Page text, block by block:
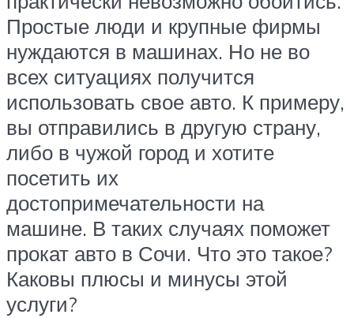
Простые люди и крупные фирмы
нуждаются в машинах. Но не во
всех ситуациях получится
использовать свое авто. К примеру,
вы отправились в другую страну,
либо в чужой город и хотите
посетить их
достопримечательности на
машине. В таких случаях поможет
прокат авто в Сочи. Что это такое?
Каковы плюсы и минусы этой
услуги?